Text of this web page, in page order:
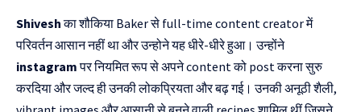
Shiveshका शौकिया Baker से full-time content creator में
परिवर्तन आसान नहीं था और उन्होने यह धीरे-धीरे हुआ। उन्होंने
instagramपर नियमित रूप से अपने content को post करना सुरु
करदिया और जल्द ही उनकी लोकप्रियता और बढ़ गई। उनकी अनूठी शैली,